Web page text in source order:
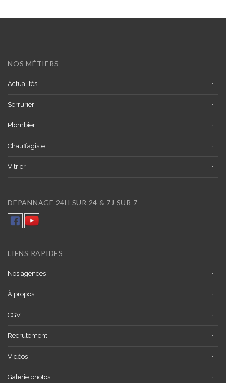
NOS MÉTIERS
Actualités
Serrurier
Plombier
Chauffagiste
Vitrier
DEPANNAGE 24H SUR 24 & 7J SUR 7
LIENS RAPIDES
Nos agences
À propos
CGV
Recrutement
Vidéos
Galerie photos